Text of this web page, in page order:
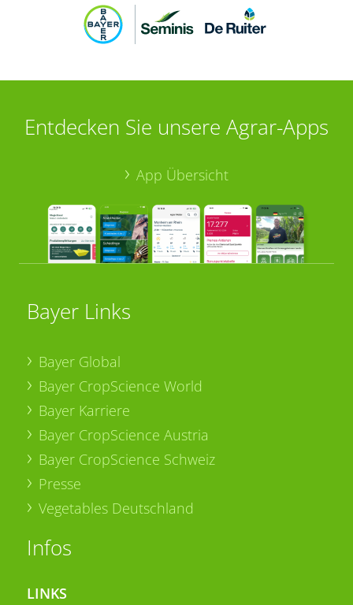
Entdecken Sie unsere Agrar-Apps
App Übersicht
Bayer Links
Bayer Global
Bayer CropScience World
Bayer Karriere
Bayer CropScience Austria
Bayer CropScience Schweiz
Presse
Vegetables Deutschland
Infos
LINKS